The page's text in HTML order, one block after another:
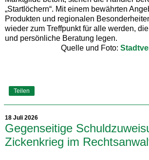
„Startlöchern“. Mit einem bewährten
Produkten und regionalen
wieder zum Treffpunkt für alle werden,
und persönliche Beratung legen.
Quelle und Foto:
Teilen
18 Juli 2026
Gegenseitige
Zickenkrieg im